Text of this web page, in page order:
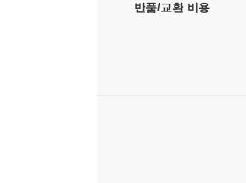
반품/교환 비용